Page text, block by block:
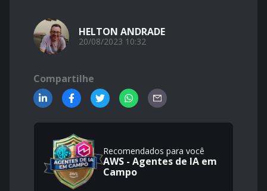
HELTON ANDRADE
20/08/2023 10:32
Compartilhe
Recomendados para você
AWS - Agentes de IA em
Campo